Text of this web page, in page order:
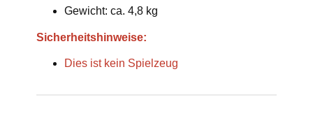
Gewicht: ca. 4,8 kg
Sicherheitshinweise:
Dies ist kein Spielzeug